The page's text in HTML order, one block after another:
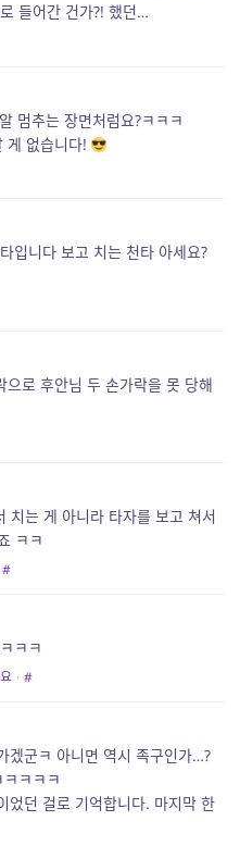
들어간 건가?! 했던…
멈추는 장면처럼요?ㅋㅋㅋ
게 없습니다!
입니다 보고 치는 천타 아세요?
로 후안님 두 손가락을 못 당해
치는 게 아니라 타자를 보고 쳐서
ㅋㅋ
#
ㅋㅋ
· #
겠군ㅋ 아니면 역시 족구인가…?
ㅋㅋㅋ
었던 걸로 기억합니다. 마지막 한